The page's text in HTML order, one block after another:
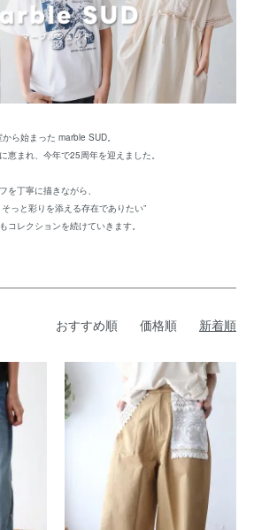
ら始まった marble SUD。
恵まれ、今年で25周年を迎えました。
を丁寧に描きながら、
っと彩りを添える存在でありたい”
コレクションを続けていきます。
おすすめ順 価格順 新着順